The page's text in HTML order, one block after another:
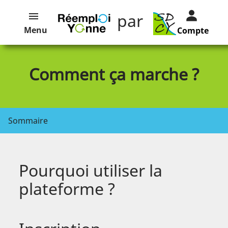
Menu par Compte
Comment ça marche ?
Sommaire
Pourquoi utiliser la
plateforme ?